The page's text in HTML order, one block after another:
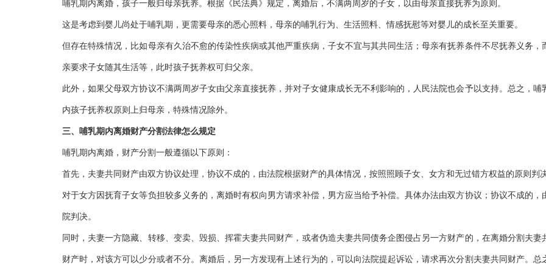
哺乳期内离婚，孩子一般归母亲抚养。根据《民法典》规定，离婚后，不满两周岁的子女，以由母亲直接抚养为原则。
这是考虑到婴儿尚处于哺乳期，更需要母亲的悉心照料，母亲的哺乳行为、生活照料、情感抚慰等对婴儿的成长至关重要。
但存在特殊情况，比如母亲有久治不愈的传染性疾病或其他严重疾病，子女不宜与其共同生活；母亲有抚养条件不尽抚养义务，
亲要求子女随其生活等，此时孩子抚养权可归父亲。
此外，如果父母双方协议不满两周岁子女由父亲直接抚养，并对子女健康成长无不利影响的，人民法院也会予以支持。总之，哺
内孩子抚养权原则上归母亲，特殊情况除外。
三、哺乳期内离婚财产分割法律怎么规定
哺乳期内离婚，财产分割一般遵循以下原则：
首先，夫妻共同财产由双方协议处理，协议不成的，由法院根据财产的具体情况，按照照顾子女、女方和无过错方权益的原则判决
对于女方因抚育子女等负担较多义务的，离婚时有权向男方请求补偿，男方应当给予补偿。具体办法由双方协议；协议不成的，
院判决。
同时，夫妻一方隐藏、转移、变卖、毁损、挥霍夫妻共同财产，或者伪造夫妻共同债务企图侵占另一方财产的，在离婚分割夫妻
财产时，对该方可以少分或者不分。离婚后，另一方发现有上述行为的，可以向法院提起诉讼，请求再次分割夫妻共同财产。总